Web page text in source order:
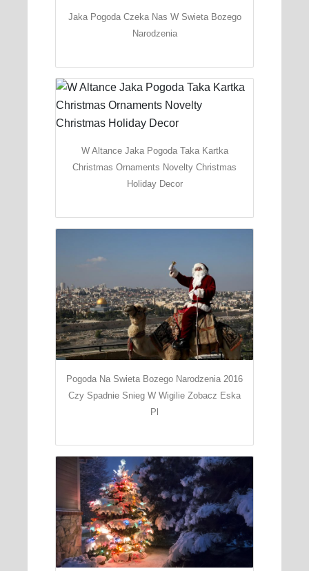
Jaka Pogoda Czeka Nas W Swieta Bozego
Narodzenia
W Altance Jaka Pogoda Taka Kartka
Christmas Ornaments Novelty Christmas
Holiday Decor
Pogoda Na Swieta Bozego Narodzenia 2016
Czy Spadnie Snieg W Wigilie Zobacz Eska
Pl